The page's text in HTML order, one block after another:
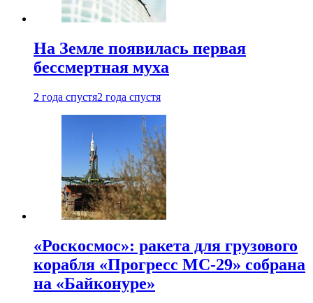
На Земле появилась первая
бессмертная муха
2 года спустя2 года спустя
«Роскосмос»: ракета для грузового
корабля «Прогресс МС-29» собрана
на «Байконуре»